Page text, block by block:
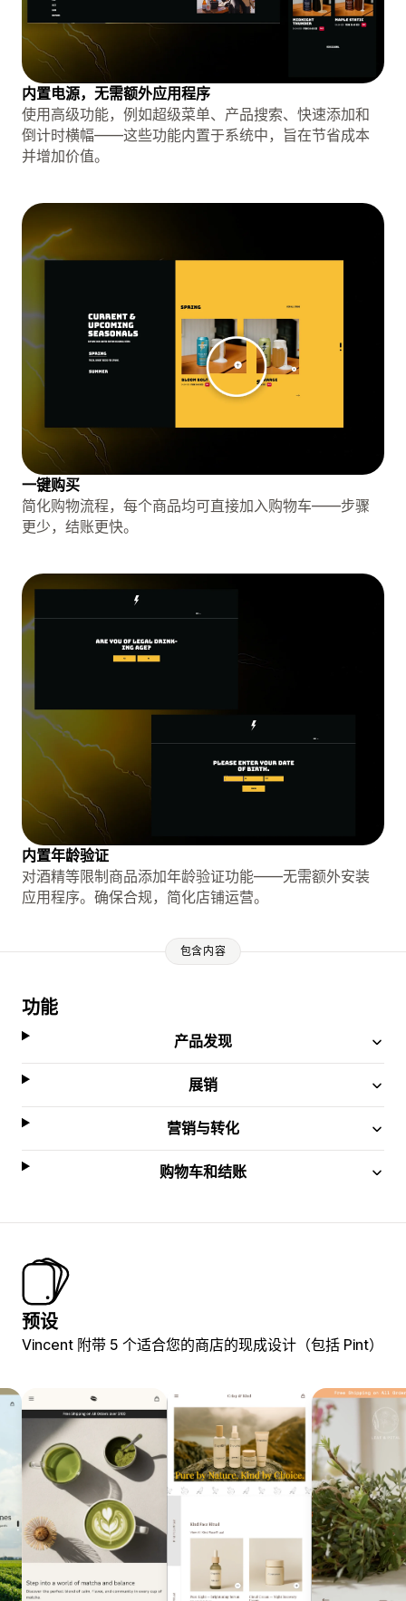
内置电源，无需额外应用程序
使用高级功能，例如超级菜单、产品搜索、快速添加和
倒计时横幅——这些功能内置于系统中，旨在节省成本
并增加价值。
一键购买
简化购物流程，每个商品均可直接加入购物车——步骤
更少，结账更快。
内置年龄验证
对酒精等限制商品添加年龄验证功能——无需额外安装
应用程序。确保合规，简化店铺运营。
包含内容
功能
产品发现
展销
营销与转化
购物车和结账
预设
Vincent 附带 5 个适合您的商店的现成设计（包括 Pint）